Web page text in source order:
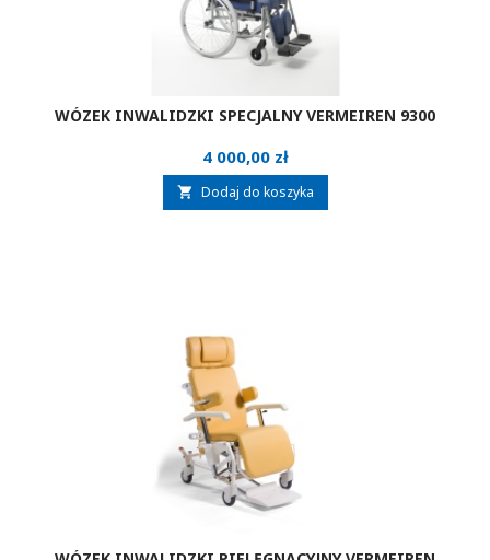
WÓZEK INWALIDZKI SPECJALNY VERMEIREN 9300
Cena
4 000,00 zł
 Dodaj do koszyka